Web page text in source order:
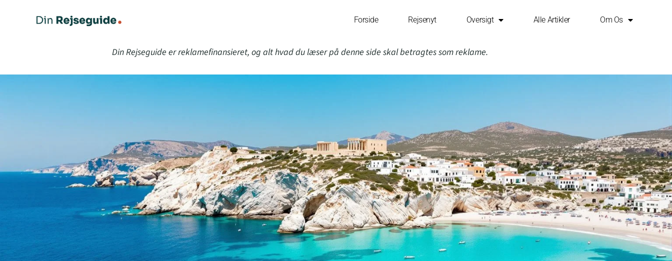
Forside Rejsenyt Oversigt Alle Artikler Om Os
Din Rejseguide er reklamefinansieret, og alt hvad du læser på denne side skal betragtes som reklame.